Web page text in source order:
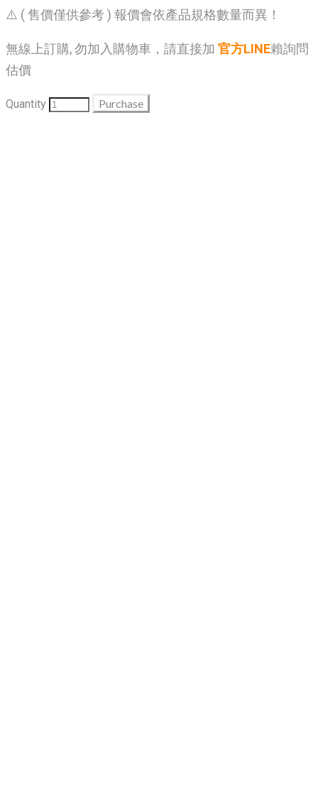
⚠️ ( 售價僅供參考 ) 報價會依產品規格數量而異！
無線上訂購, 勿加入購物車，請直接加 官方LINE賴詢問
估價
Quantity Purchase